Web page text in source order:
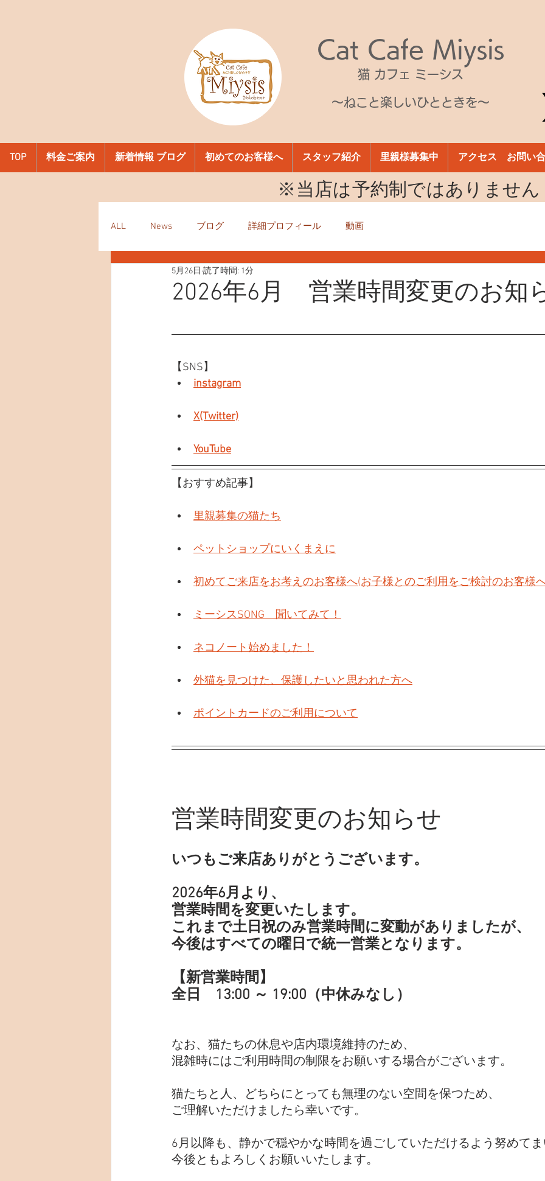
Cat Cafe Miysis
猫 カフェ ミーシス
～ねこと楽しいひとときを～
TOP 料金ご案内 新着情報 ブログ 初めてのお客様へ スタッフ紹介 里親様募集中 アクセス お問い
​※当店は予約制ではありません
ALL News ブログ 詳細プロフィール 動画
2026年6月 営業時間変更のお知
5月26日 読了時間: 1分
【SNS】
instagram
X(Twitter)
YouTube
【おすすめ記事】
里親募集の猫たち
ペットショップにいくまえに
初めてご来店をお考えのお客様へ(お子様とのご利用をご検討のお客様
ミーシスSONG　聞いてみて！
ネコノート始めました！
外猫を見つけた、保護したいと思われた方へ
ポイントカードのご利用について
営業時間変更のお知らせ
いつもご来店ありがとうございます。
2026年6月より、
営業時間を変更いたします。
これまで土日祝のみ営業時間に変動がありましたが、
今後はすべての曜日で統一営業となります。
【新営業時間】
全日　13:00 ～ 19:00（中休みなし）
なお、猫たちの休息や店内環境維持のため、
混雑時にはご利用時間の制限をお願いする場合がございます。
猫たちと人、どちらにとっても無理のない空間を保つため、
ご理解いただけましたら幸いです。
6月以降も、静かで穏やかな時間を過ごしていただけるよう努めて
今後ともよろしくお願いいたします。